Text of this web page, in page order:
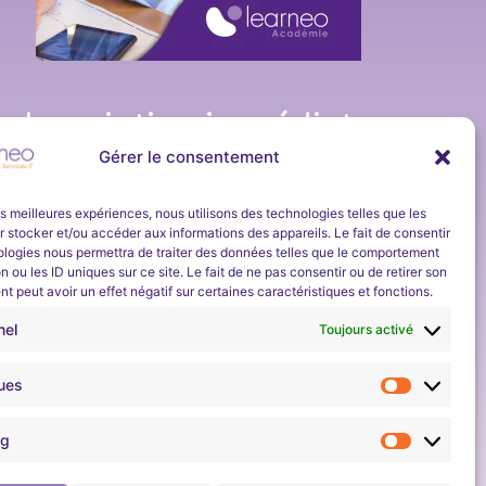
Gérer le consentement
meilleures expériences, nous utilisons des technologies telles que les
stocker et/ou accéder aux informations des appareils. Le fait de consentir
nous permettra de traiter des données telles que le comportement
ou les ID uniques sur ce site. Le fait de ne pas consentir ou de retirer son
peut avoir un effet négatif sur certaines caractéristiques et fonctions.
Toujours activé
Vue pour télécharger le rapport 2025
actualité de la part de
et Services et Learneo
vous à notre newsletter
technologiques informatiques.
Inscription immédiate
et en continu
d’apprentissage d’une durée d’environ 4
semaines sur les bases des réseaux et de la
cybersécurité.
Son objectif est de permettre aux demandeurs